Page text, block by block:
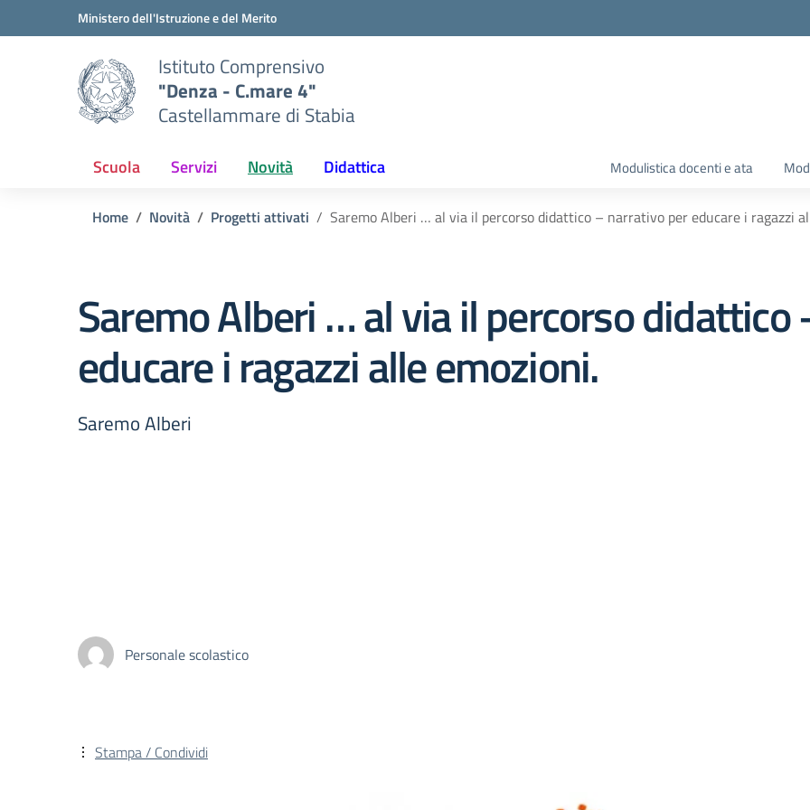
Vai ai contenuti
Vai al menu di navigazioneMinistero dell'Istruzione e del Merito
Istituto Comprensivo
"Denza - C.mare 4"
Castellammare di Stabia
Scuola Servizi Novità Didattica Modulistica docenti e ata
Home Novità Progetti attivati Saremo Alberi … al via il percorso didattico – narrativo per educare i ragazzi
Saremo Alberi … al via il percorso
educare i ragazzi alle emozioni.
Saremo Alberi
Personale scolastico
Stampa / Condividi